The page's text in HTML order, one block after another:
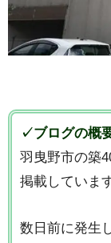
✓ブログの概
羽曳野市の築
掲載しています
数日前に発生